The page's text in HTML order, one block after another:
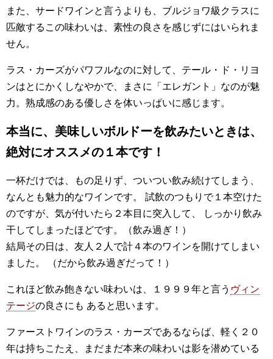
また、サードワインと言うよりも、ブルジョワ級クラスに
匹敵するこの味わいは、素性の良さを感じずにはいられま
せん。
ラス・カーズがパワフルなのに対して、テール・ド・リヨ
ンはとにかくしなやかで、まさに「エレガント」なのが魅
力。熟成感のある優しさを体いっぱいに感じます。
本当に、美味しいボルドーを飲みたいときは、
絶対にオススメの１本です！
一杯だけでは、もの足りず、ついつい飲み続けてしまう、
なんとも魅力的なワインです。 試飲のつもりで１本空けた
のですが、気が付いたら２本目に突入して、 しっかり飲み
干してしまったほどです。（飲み過ぎ！）
結局その日は、友人２人で計４本のワインを開けてしまい
ました。 （だから飲み過ぎだって！）
これほど飲み飽きない味わいは、１９９９年と言う ヴィン
テージの良さにも あると思います。
ファーストワインのラス・カーズであるならば、軽く２０
年は持ちこたえ、まだまだ本来の味わいは影を潜めている